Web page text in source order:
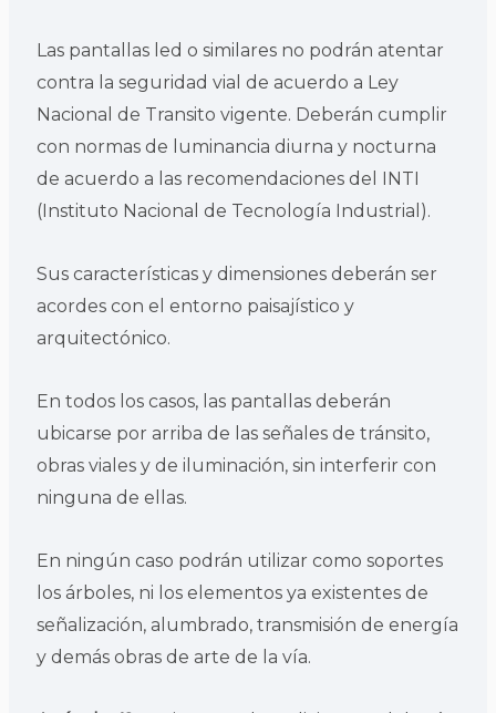
Las pantallas led o similares no podrán atentar
contra la seguridad vial de acuerdo a Ley
Nacional de Transito vigente. Deberán cumplir
con normas de luminancia diurna y nocturna
de acuerdo a las recomendaciones del INTI
(Instituto Nacional de Tecnología Industrial).
Sus características y dimensiones deberán ser
acordes con el entorno paisajístico y
arquitectónico.
En todos los casos, las pantallas deberán
ubicarse por arriba de las señales de tránsito,
obras viales y de iluminación, sin interferir con
ninguna de ellas.
En ningún caso podrán utilizar como soportes
los árboles, ni los elementos ya existentes de
señalización, alumbrado, transmisión de energía
y demás obras de arte de la vía.